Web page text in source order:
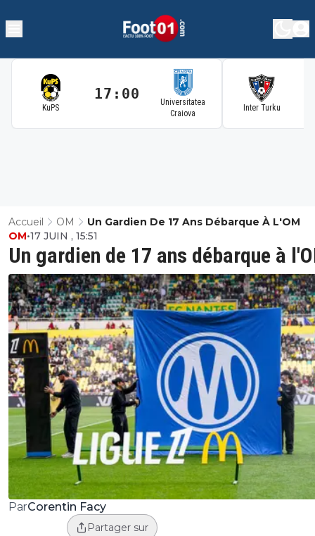
KuPS
17:00
Universitatea
Craiova
Inter Turku
Accueil OM Un Gardien De 17 Ans Débarque À L'OM
Un gardien de 17 ans débarque à
OM•17 JUIN , 15:51
ParCorentin Facy
Partager sur